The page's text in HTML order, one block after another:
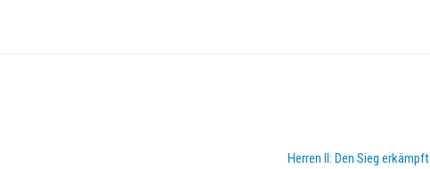
Herren II: Den Sieg erkämpft